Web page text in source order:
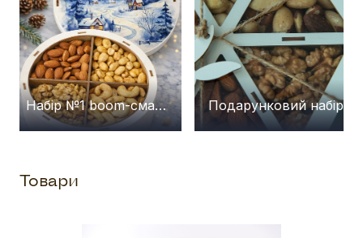
Набір №1 boom-смажених горіхів, 500г Подарунковий набір
Товари